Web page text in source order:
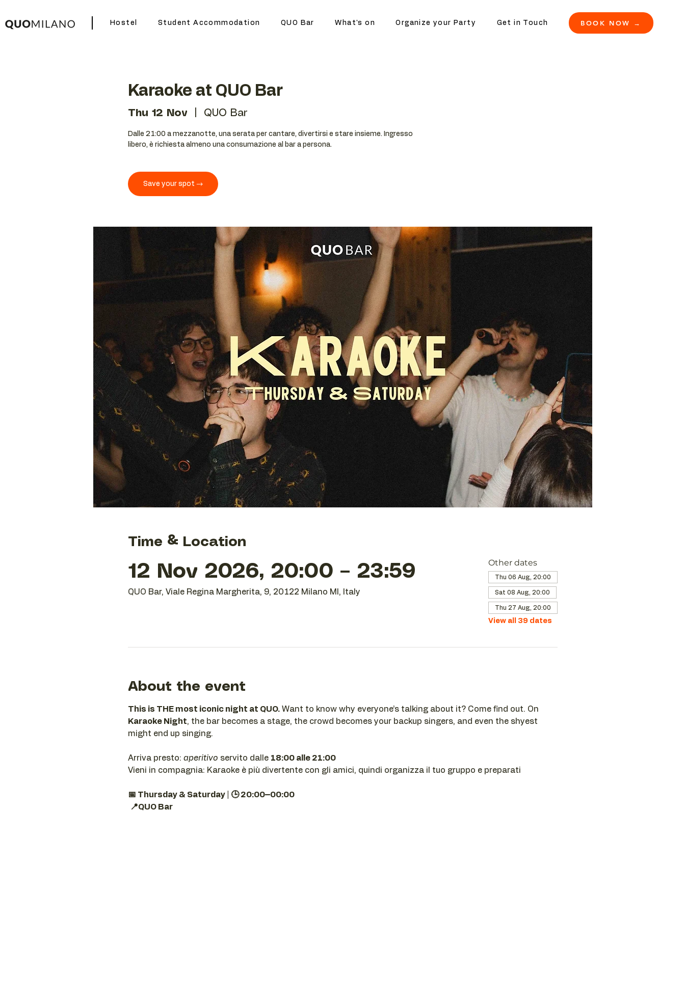
Hostel Student Accommodation QUO Bar What's on Organize your Party Get in Touch BOOK NOW →
Karaoke at QUO Bar
Thu 12 Nov QUO Bar
Dalle 21:00 a mezzanotte, una serata per cantare, divertirsi e stare insieme. Ingresso
libero, è richiesta almeno una consumazione al bar a persona.
Save your spot →
Time & Location
12 Nov 2026, 20:00 – 23:59
QUO Bar, Viale Regina Margherita, 9, 20122 Milano MI, Italy
Other dates
Thu 06 Aug, 20:00
Sat 08 Aug, 20:00
Thu 27 Aug, 20:00
View all 39 dates
About the event
This is THE most iconic night at QUO. Want to know why everyone’s talking about it? Come find out. On
Karaoke Night, the bar becomes a stage, the crowd becomes your backup singers, and even the shyest
might end up singing.
Arriva presto: aperitivo servito dalle 18:00 alle 21:00
Vieni in compagnia: Karaoke è più divertente con gli amici, quindi organizza il tuo gruppo e preparati
📅 Thursday & Saturday | 🕒 20:00–00:00
📍QUO Bar